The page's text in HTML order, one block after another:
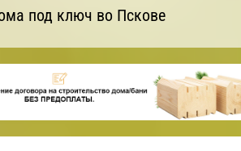
под ключ во Пскове